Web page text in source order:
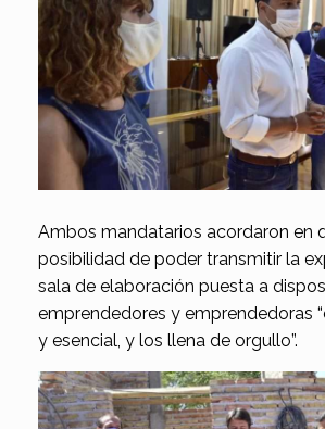
Ambos mandatarios acordaron en
posibilidad de poder transmitir la
sala de elaboración puesta a
emprendedores y emprendedoras
y esencial, y los llena de orgullo”.